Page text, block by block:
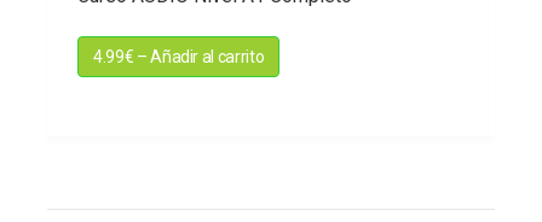
4.99€ – Añadir al carrito